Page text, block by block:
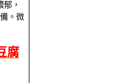
，
。微
腐